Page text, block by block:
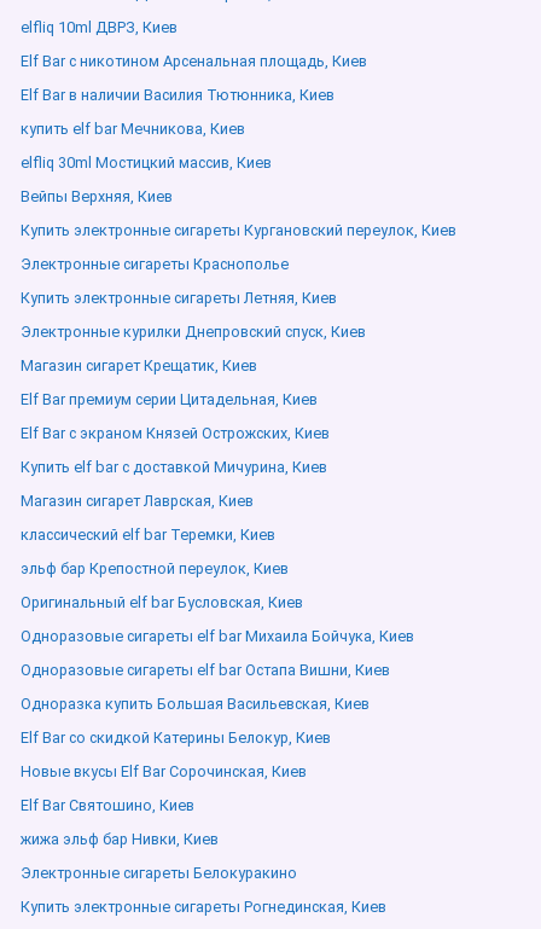
elfliq 10ml ДВРЗ, Киев
Elf Bar с никотином Арсенальная площадь, Киев
Elf Bar в наличии Василия Тютюнника, Киев
купить elf bar Мечникова, Киев
elfliq 30ml Мостицкий массив, Киев
Вейпы Верхняя, Киев
Купить электронные сигареты Кургановский переулок, Киев
Электронные сигареты Краснополье
Купить электронные сигареты Летняя, Киев
Электронные курилки Днепровский спуск, Киев
Магазин сигарет Крещатик, Киев
Elf Bar премиум серии Цитадельная, Киев
Elf Bar с экраном Князей Острожских, Киев
Купить elf bar с доставкой Мичурина, Киев
Магазин сигарет Лаврская, Киев
классический elf bar Теремки, Киев
эльф бар Крепостной переулок, Киев
Оригинальный elf bar Бусловская, Киев
Одноразовые сигареты elf bar Михаила Бойчука, Киев
Одноразовые сигареты elf bar Остапа Вишни, Киев
Одноразка купить Большая Васильевская, Киев
Elf Bar со скидкой Катерины Белокур, Киев
Новые вкусы Elf Bar Сорочинская, Киев
Elf Bar Святошино, Киев
жижа эльф бар Нивки, Киев
Электронные сигареты Белокуракино
Купить электронные сигареты Рогнединская, Киев